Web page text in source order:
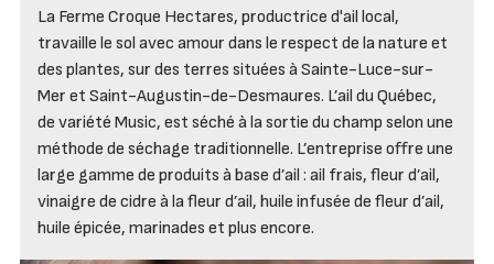
La Ferme Croque Hectares, productrice d'ail local,
travaille le sol avec amour dans le respect de la nature et
des plantes, sur des terres situées à Sainte-Luce-sur-
Mer et Saint-Augustin-de-Desmaures. L’ail du Québec,
de variété Music, est séché à la sortie du champ selon une
méthode de séchage traditionnelle. L’entreprise offre une
large gamme de produits à base d’ail : ail frais, fleur d’ail,
vinaigre de cidre à la fleur d’ail, huile infusée de fleur d’ail,
huile épicée, marinades et plus encore.